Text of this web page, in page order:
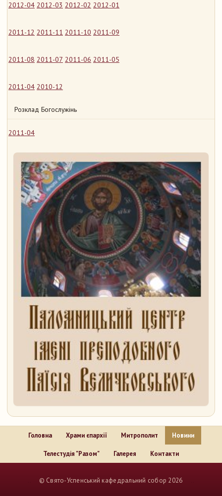
2012-04 2012-03 2012-02 2012-01
2011-12 2011-11 2011-10 2011-09
2011-08 2011-07 2011-06 2011-05
2011-04 2010-12
Розклад Богослужінь
2011-04
Головна Храми єпархії Митрополит Новини
Телестудія "Разом" Галерея Контакти
© Свято-Успенський кафедральний собор 2026